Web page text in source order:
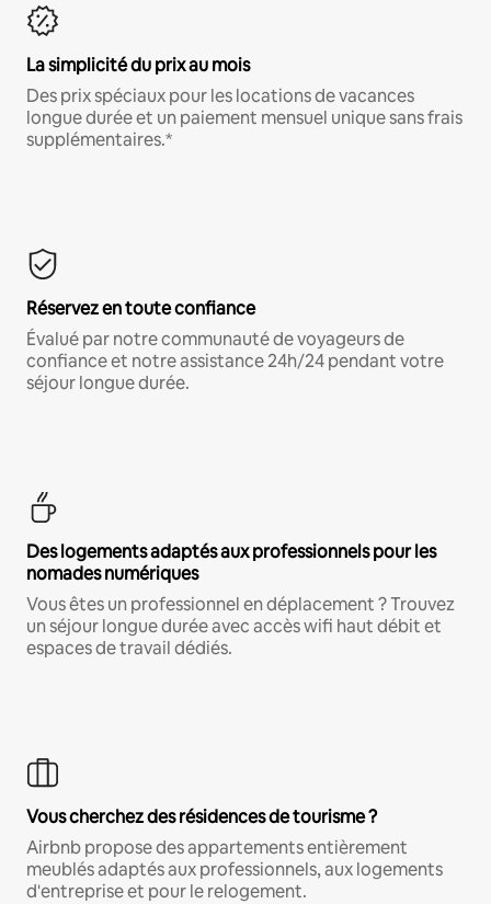
La simplicité du prix au mois
Des prix spéciaux pour les locations de vacances
longue durée et un paiement mensuel unique sans frais
supplémentaires.*
Réservez en toute confiance
Évalué par notre communauté de voyageurs de
confiance et notre assistance 24h/24 pendant votre
séjour longue durée.
Des logements adaptés aux professionnels pour les
nomades numériques
Vous êtes un professionnel en déplacement ? Trouvez
un séjour longue durée avec accès wifi haut débit et
espaces de travail dédiés.
Vous cherchez des résidences de tourisme ?
Airbnb propose des appartements entièrement
meublés adaptés aux professionnels, aux logements
d'entreprise et pour le relogement.